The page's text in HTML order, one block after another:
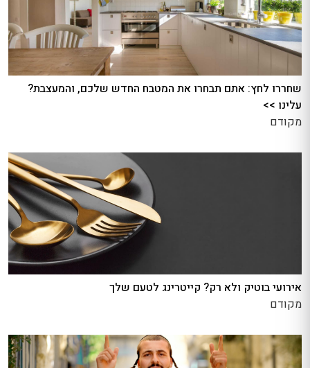
שחררו לחץ: אתם תבחרו את המטבח החדש שלכם, והמעצבת?
עלינו >>
מקודם
אירועי בוטיק ולא רק? קייטרינג לטעם שלך
מקודם